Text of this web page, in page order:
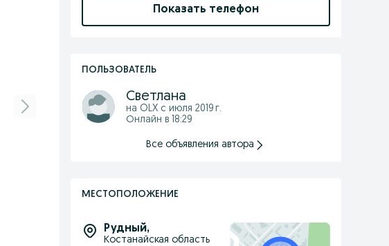
Показать телефон
ПОЛЬЗОВАТЕЛЬ
Светлана
на OLX с июля 2019 г.
Онлайн в 18:29
Все объявления автора
МЕСТОПОЛОЖЕНИЕ
Рудный,
Костанайская область